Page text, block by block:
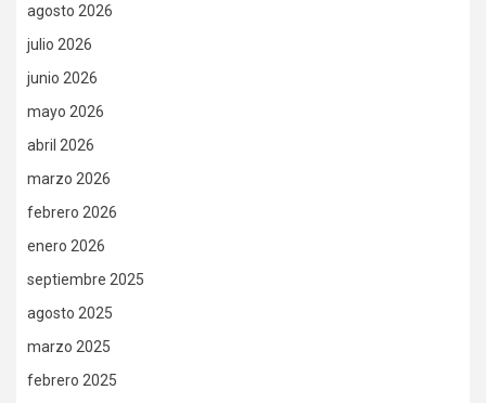
agosto 2026
julio 2026
junio 2026
mayo 2026
abril 2026
marzo 2026
febrero 2026
enero 2026
septiembre 2025
agosto 2025
marzo 2025
febrero 2025